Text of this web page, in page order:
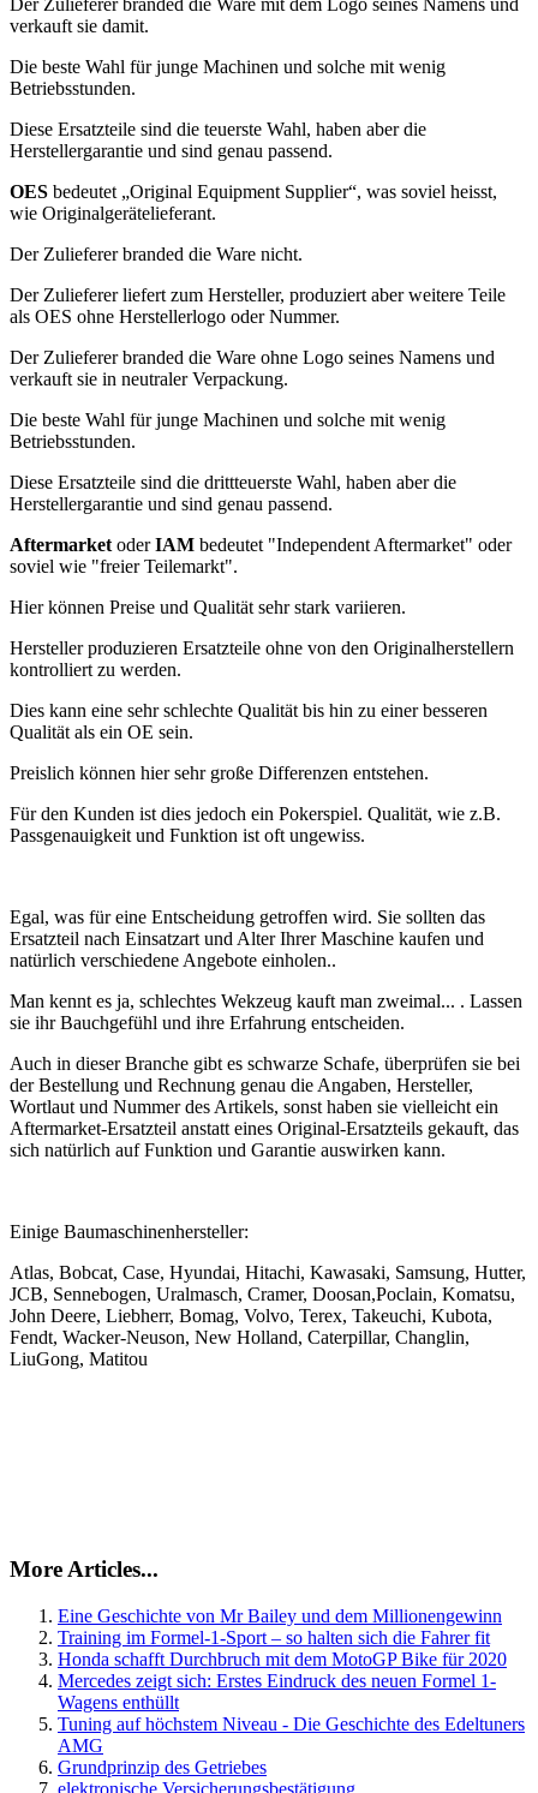
Der Zulieferer branded die Ware mit dem Logo seines Namens und
verkauft sie damit.
Die beste Wahl für junge Machinen und solche mit wenig
Betriebsstunden.
Diese Ersatzteile sind die teuerste Wahl, haben aber die
Herstellergarantie und sind genau passend.
OES bedeutet „Original Equipment Supplier“, was soviel heisst,
wie Originalgerätelieferant.
Der Zulieferer branded die Ware nicht.
Der Zulieferer liefert zum Hersteller, produziert aber weitere Teile
als OES ohne Herstellerlogo oder Nummer.
Der Zulieferer branded die Ware ohne Logo seines Namens und
verkauft sie in neutraler Verpackung.
Die beste Wahl für junge Machinen und solche mit wenig
Betriebsstunden.
Diese Ersatzteile sind die drittteuerste Wahl, haben aber die
Herstellergarantie und sind genau passend.
Aftermarket oderIAM bedeutet "Independent Aftermarket" oder
soviel wie "freier Teilemarkt".
Hier können Preise und Qualität sehr stark variieren.
Hersteller produzieren Ersatzteile ohne von den Originalherstellern
kontrolliert zu werden.
Dies kann eine sehr schlechte Qualität bis hin zu einer besseren
Qualität als ein OE sein.
Preislich können hier sehr große Differenzen entstehen.
Für den Kunden ist dies jedoch ein Pokerspiel. Qualität, wie z.B.
Passgenauigkeit und Funktion ist oft ungewiss.
Egal, was für eine Entscheidung getroffen wird. Sie sollten das
Ersatzteil nach Einsatzart und Alter Ihrer Maschine kaufen und
natürlich verschiedene Angebote einholen..
Man kennt es ja, schlechtes Wekzeug kauft man zweimal... . Lassen
sie ihr Bauchgefühl und ihre Erfahrung entscheiden.
Auch in dieser Branche gibt es schwarze Schafe, überprüfen sie bei
der Bestellung und Rechnung genau die Angaben, Hersteller,
Wortlaut und Nummer des Artikels, sonst haben sie vielleicht ein
Aftermarket-Ersatzteil anstatt eines Original-Ersatzteils gekauft, das
sich natürlich auf Funktion und Garantie auswirken kann.
Einige Baumaschinenhersteller:
Atlas, Bobcat, Case, Hyundai, Hitachi, Kawasaki, Samsung, Hutter,
JCB, Sennebogen, Uralmasch, Cramer, Doosan,Poclain, Komatsu,
John Deere, Liebherr, Bomag, Volvo, Terex, Takeuchi, Kubota,
Fendt, Wacker-Neuson, New Holland, Caterpillar, Changlin,
LiuGong, Matitou
More Articles...
Eine Geschichte von Mr Bailey und dem Millionengewinn
Training im Formel-1-Sport – so halten sich die Fahrer fit
Honda schafft Durchbruch mit dem MotoGP Bike für 2020
Mercedes zeigt sich: Erstes Eindruck des neuen Formel 1-
Wagens enthüllt
Tuning auf höchstem Niveau - Die Geschichte des Edeltuners
AMG
Grundprinzip des Getriebes
elektronische Versicherungsbestätigung